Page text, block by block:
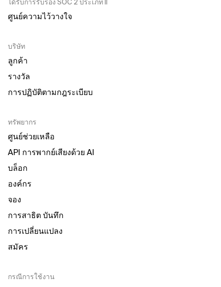
ได้รับการรับรอง SOC 2 ประเภท II
ศูนย์ความไว้วางใจ
บริษัท
ลูกค้า
รางวัล
การปฏิบัติตามกฎระเบียบ
ทรัพยากร
ศูนย์ช่วยเหลือ
API การพากย์เสียงด้วย AI
บล็อก
องค์กร
จอง
การสาธิต บันทึก
การเปลี่ยนแปลง
สมัคร
กรณีการใช้งาน